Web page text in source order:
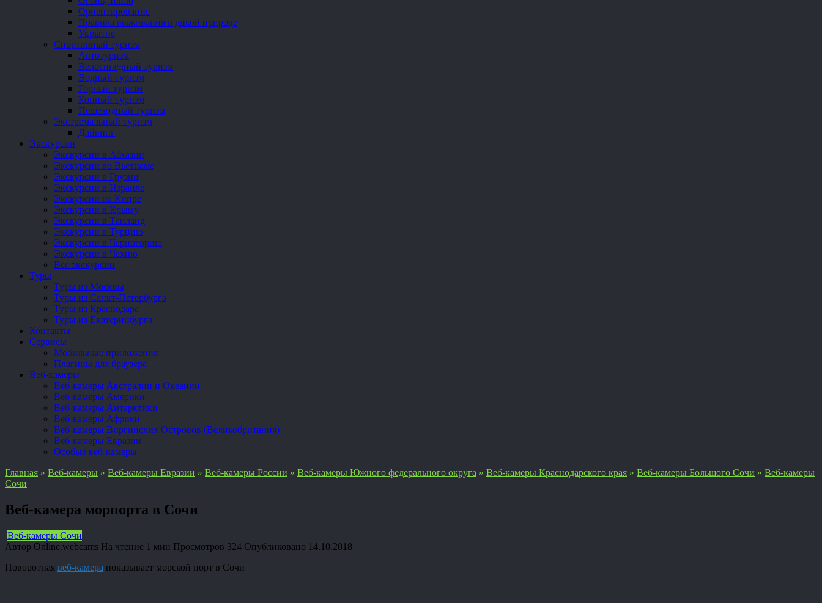
Ориентирование
Правила выживания в дикой природе
Укрытие
Спортивный туризм
Автотуризм
Велосипедный туризм
Водный туризм
Горный туризм
Конный туризм
Пешеходный туризм
Экстремальный туризм
Дайвинг
Экскурсии
Экскурсии в Абхазии
Экскурсии во Вьетнаме
Экскурсии в Грузии
Экскурсии в Израиле
Экскурсии на Кипре
Экскурсии в Крыму
Экскурсии в Таиланд
Экскурсии в Турцию
Экскурсии в Черногорию
Экскурсии в Чехию
Все экскурсии
Туры
Туры из Москвы
Туры из Санкт-Петербурга
Туры из Краснодара
Туры из Екатеринбурга
Контакты
Сервисы
Мобильные приложения
Плагины для браузера
Веб-камеры
Веб-камеры Австралии и Океании
Веб-камеры Америки
Веб-камеры Антарктики
Веб-камеры Африки
Веб-камеры Виргинских Островов (Великобритания)
Веб-камеры Евразии
Особые веб-камеры
Главная » Веб-камеры » Веб-камеры Евразии » Веб-камеры России » Веб-камеры Южного федерального округа » Веб-камеры Краснодарского края » Веб-камеры Большого Сочи » Веб-камеры
Сочи
Веб-камера морпорта в Сочи
Веб-камеры Сочи
Автор Online.webcams На чтение 1 мин Просмотров 324 Опубликовано 14.10.2018
Поворотная веб-камера показывает морской порт в Сочи